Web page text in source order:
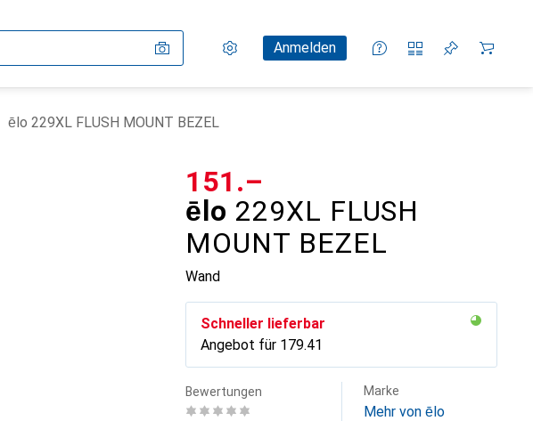
Einstellungen
KundenkontoAnmelden
Vergleichslisten
Merklisten
Warenkorb
ēlo 229XL FLUSH MOUNT BEZEL
ēlo 229XL FLUSH
MOUNT BEZEL
Wand
CHF
151.–
Schneller lieferbar
Angebot für CHF
179.41
Bewertungen Marke
Mehr von ēlo